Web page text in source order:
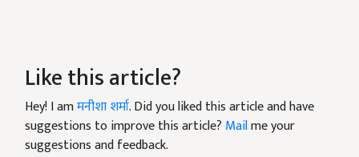
Like this article?
Hey! I amमनीशा शर्मा. Did you liked this article and have
suggestions to improve this article? Mailme your
suggestions and feedback.